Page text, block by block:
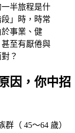
半旅程是什
」時，時常
事業、健
至有厭倦與
？
因，你中招
（ 45～64 歲）